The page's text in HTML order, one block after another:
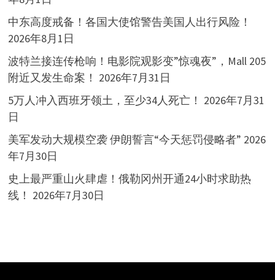
中东高度戒备！各国大使馆警告美国人出行风险！
2026年8月1日
波特兰接连传枪响！电影院观影变”惊魂夜”，Mall 205
附近又发生命案！ 2026年7月31日
5万人冲入西班牙领土，至少34人死亡！ 2026年7月31
日
美军发动大规模空袭 伊朗誓言“今天惩罚侵略者” 2026
年7月30日
史上最严重山火肆虐！俄勒冈州开通24小时求助热
线！ 2026年7月30日